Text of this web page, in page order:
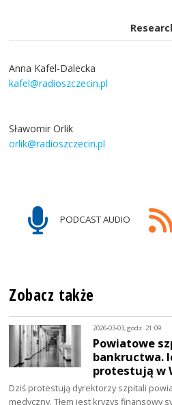
Anna Kafel-Dalecka
kafel@radioszczecin.pl
Sławomir Orlik
orlik@radioszczecin.pl
PODCAST AUDIO
Zobacz także
2026-03-03, godz. 21:09
Powiatowe
bankructwa.
protestują w
Dziś protestują dyrektorzy szpitali
medyczny. Tłem jest kryzys finansowy